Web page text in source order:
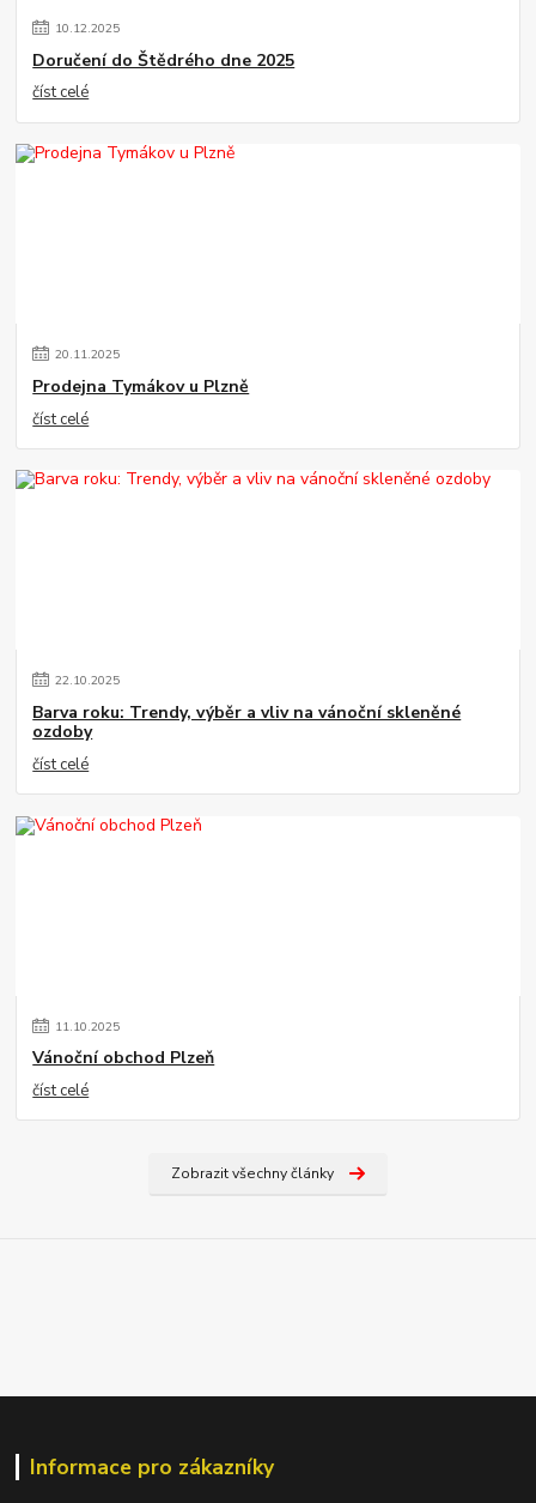
10.12.2025
Doručení do Štědrého dne 2025
číst celé
20.11.2025
Prodejna Tymákov u Plzně
číst celé
22.10.2025
Barva roku: Trendy, výběr a vliv na vánoční skleněné
ozdoby
číst celé
11.10.2025
Vánoční obchod Plzeň
číst celé
Zobrazit všechny články
Informace pro zákazníky